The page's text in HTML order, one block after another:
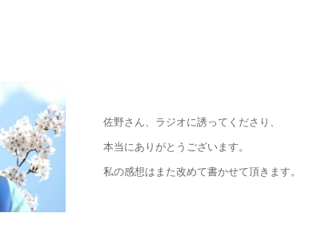
佐野さん、ラジオに誘ってくださり、
本当にありがとうございます。
私の感想はまた改めて書かせて頂きます。